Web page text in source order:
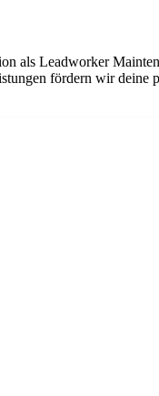
als Leadworker
fördern wir